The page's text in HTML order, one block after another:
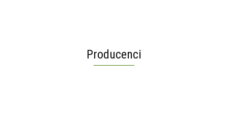
Producenci